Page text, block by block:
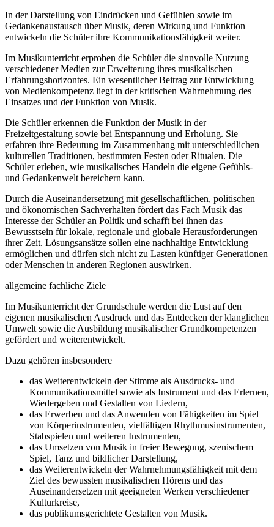
In der Darstellung von Eindrücken und Gefühlen sowie im
Gedankenaustausch über Musik, deren Wirkung und Funktion
entwickeln die Schüler ihre Kommunikationsfähigkeit weiter.
Im Musikunterricht erproben die Schüler die sinnvolle Nutzung
verschiedener Medien zur Erweiterung ihres musikalischen
Erfahrungshorizontes. Ein wesentlicher Beitrag zur Entwicklung
von Medienkompetenz liegt in der kritischen Wahrnehmung des
Einsatzes und der Funktion von Musik.
Die Schüler erkennen die Funktion der Musik in der
Freizeitgestaltung sowie bei Entspannung und Erholung. Sie
erfahren ihre Bedeutung im Zusammenhang mit unterschiedlichen
kulturellen Traditionen, bestimmten Festen oder Ritualen. Die
Schüler erleben, wie musikalisches Handeln die eigene Gefühls-
und Gedankenwelt bereichern kann.
Durch die Auseinandersetzung mit gesellschaftlichen, politischen
und ökonomischen Sachverhalten fördert das Fach Musik das
Interesse der Schüler an Politik und schafft bei ihnen das
Bewusstsein für lokale, regionale und globale Herausforderungen
ihrer Zeit. Lösungsansätze sollen eine nachhaltige Entwicklung
ermöglichen und dürfen sich nicht zu Lasten künftiger Generationen
oder Menschen in anderen Regionen auswirken.
allgemeine fachliche Ziele
Im Musikunterricht der Grundschule werden die Lust auf den
eigenen musikalischen Ausdruck und das Entdecken der klanglichen
Umwelt sowie die Ausbildung musikalischer Grundkompetenzen
gefördert und weiterentwickelt.
Dazu gehören insbesondere
das Weiterentwickeln der Stimme als Ausdrucks- und
Kommunikationsmittel sowie als Instrument und das Erlernen,
Wiedergeben und Gestalten von Liedern,
das Erwerben und das Anwenden von Fähigkeiten im Spiel
von Körperinstrumenten, vielfältigen Rhythmusinstrumenten,
Stabspielen und weiteren Instrumenten,
das Umsetzen von Musik in freier Bewegung, szenischem
Spiel, Tanz und bildlicher Darstellung,
das Weiterentwickeln der Wahrnehmungsfähigkeit mit dem
Ziel des bewussten musikalischen Hörens und das
Auseinandersetzen mit geeigneten Werken verschiedener
Kulturkreise,
das publikumsgerichtete Gestalten von Musik.